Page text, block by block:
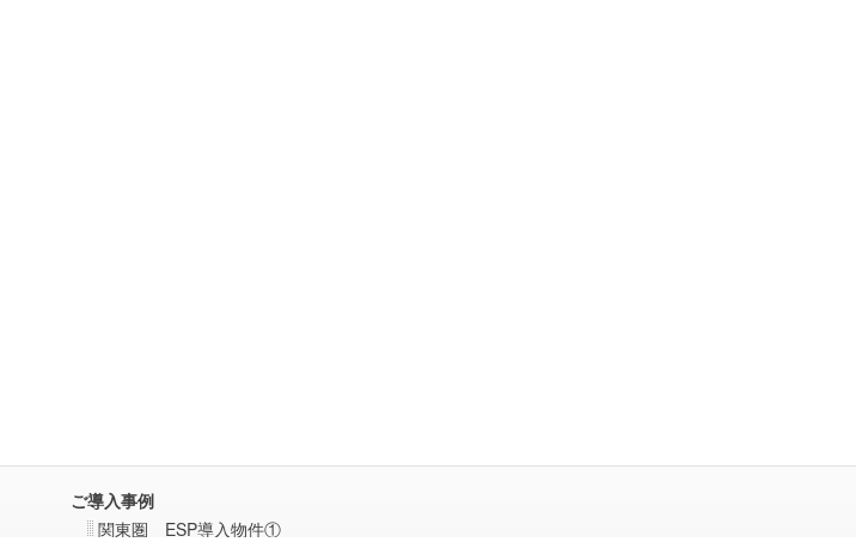
ご導入事例
関東圏 ESP導入物件①